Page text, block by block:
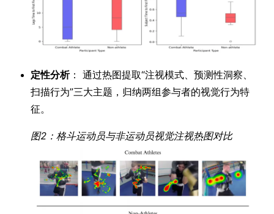
定性分析： 通过热图提取“注视模式、预测性洞察、
扫描行为”三大主题，归纳两组参与者的视觉行为特
征。
图2：格斗运动员与非运动员视觉注视热图对比